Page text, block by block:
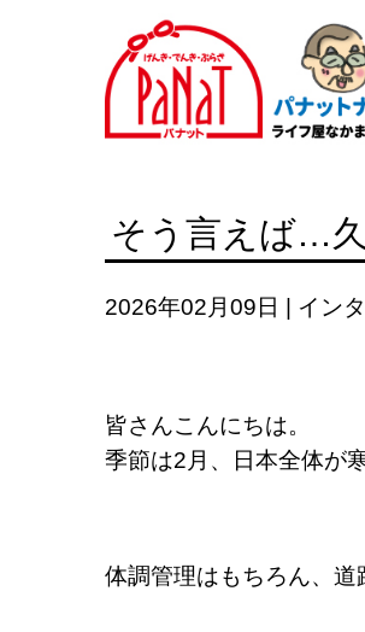
そう言えば…
2026年02月09日 | イン
皆さんこんにちは。
季節は2月、日本全体が
体調管理はもちろん、道